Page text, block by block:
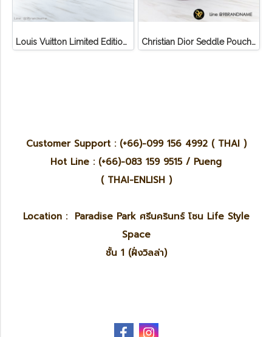
Louis Vuitton Limited Edition Monogram Canvas Sofia Coppola SC Bag Christian Dior Seddle Pouch Accessory Hand Bag
Customer Support : (+66)-099 156 4992 ( THAI )
Hot Line : (+66)-083 159 9515 / Pueng
( THAI-ENLISH )
Location : Paradise Park ศรีนครินทร์ โซน Life Style
Space
ชั้น 1 (ฝั่งวิลล่า)